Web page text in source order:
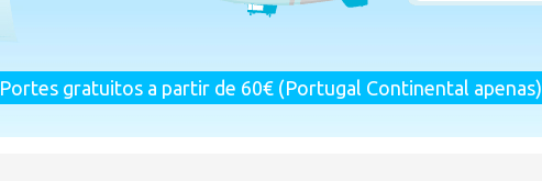
Portes gratuitos a partir de 60€ (Portugal Continental apenas)